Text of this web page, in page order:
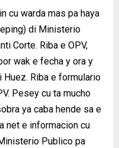
cu warda mas pa haya
di Ministerio
Corte. Riba e OPV,
wak e fecha y ora y
Huez. Riba e formulario
Pesey cu ta mucho
ya caba hende sa e
net e informacion cu
Publico pa